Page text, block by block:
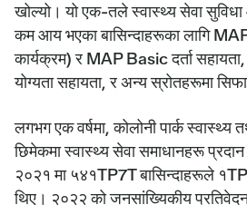
खोल्यो। यो एक-तले स्वास्थ्य सेवा
कम आय भएका बासिन्दाहरूका लागि
कार्यक्रम) र MAP Basic दर्ता
योग्यता सहायता, र अन्य स्रोतहरूमा
लगभग एक वर्षमा, कोलोनी पार्क
छिमेकमा स्वास्थ्य सेवा समाधानहरू प्रदान
२०२१ मा ५४१TP7T बासिन्दाहरूले
थिए। २०२२ को जनसांख्यिकीय प्रतिवेदन